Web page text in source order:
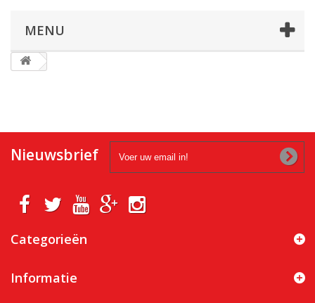
MENU
Nieuwsbrief
Categorieën
Informatie